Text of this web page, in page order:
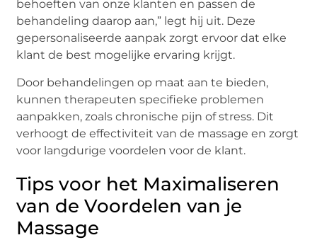
behoeften van onze klanten en passen de
behandeling daarop aan,” legt hij uit. Deze
gepersonaliseerde aanpak zorgt ervoor dat elke
klant de best mogelijke ervaring krijgt.
Door behandelingen op maat aan te bieden,
kunnen therapeuten specifieke problemen
aanpakken, zoals chronische pijn of stress. Dit
verhoogt de effectiviteit van de massage en zorgt
voor langdurige voordelen voor de klant.
Tips voor het Maximaliseren
van de Voordelen van je
Massage